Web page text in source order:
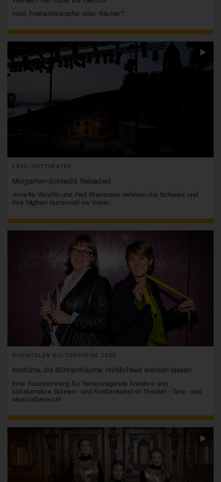
Held, Freiheitskämpfer oder Rächer?
FREILICHTTHEATER
Morgarten-Schlacht Reloaded
Annette Windlin und Paul Steinmann nehmen die Schweiz und
ihre Mythen humorvoll ins Visier.
RHEINTALER KULTURPREISE 2025
Kostüme, die Bühnenträume Wirklichkeit werden lassen
Eine Auszeichnung für herausragende kreative und
kollaborative Bühnen- und Kostümkunst im Theater-, Tanz- und
Musicalbereich!